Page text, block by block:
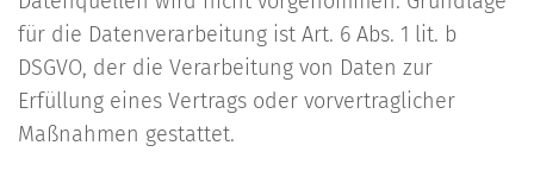
für die Datenverarbeitung ist Art. 6 Abs. 1 lit. b
DSGVO, der die Verarbeitung von Daten zur
Erfüllung eines Vertrags oder vorvertraglicher
Maßnahmen gestattet.